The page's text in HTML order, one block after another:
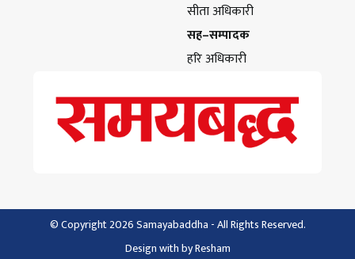
सीता अधिकारी
सह–सम्पादक
हरि अधिकारी
© Copyright 2026 Samayabaddha - All Rights Reserved.
Design withbyResham